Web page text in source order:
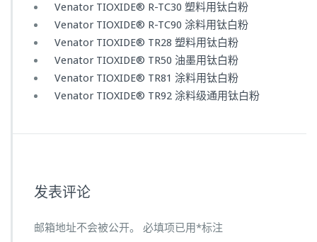
Venator TIOXIDE® R-TC30 塑料用钛白粉
Venator TIOXIDE® R-TC90 涂料用钛白粉
Venator TIOXIDE® TR28 塑料用钛白粉
Venator TIOXIDE® TR50 油墨用钛白粉
Venator TIOXIDE® TR81 涂料用钛白粉
Venator TIOXIDE® TR92 涂料级通用钛白粉
发表评论
邮箱地址不会被公开。 必填项已用*标注